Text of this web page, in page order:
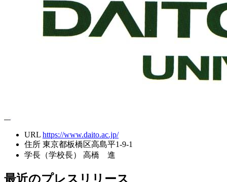
URL https://www.daito.ac.jp/
住所 東京都板橋区高島平1-9-1
学長（学校長）
高橋 進
最近のプレスリリース